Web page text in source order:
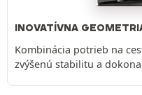
INOVATÍVNA
Kombinácia potrieb na
zvýšenú stabilitu a